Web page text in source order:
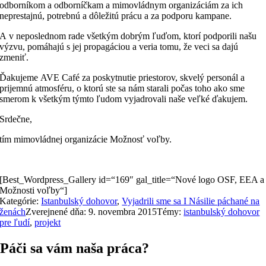
odborníkom a odborníčkam a mimovládnym organizáciám za ich
neprestajnú, potrebnú a dôležitú prácu a za podporu kampane.
A v neposlednom rade všetkým dobrým ľuďom, ktorí podporili našu
výzvu, pomáhajú s jej propagáciou a veria tomu, že veci sa dajú
zmeniť.
Ďakujeme AVE Café za poskytnutie priestorov, skvelý personál a
prijemnú atmosféru, o ktorú ste sa nám starali počas toho ako sme
smerom k všetkým týmto ľudom vyjadrovali naše veľké ďakujem.
Srdečne,
tím mimovládnej organizácie Možnosť voľby.
[Best_Wordpress_Gallery id=“169″ gal_title=“Nové logo OSF, EEA a
Možnosti voľby“]
Kategórie:Istanbulský dohovor,Vyjadrili sme sa I Násilie páchané na
ženáchZverejnené dňa: 9. novembra 2015Témy:istanbulský dohovor
pre ľudí,projekt
Páči sa vám naša práca?